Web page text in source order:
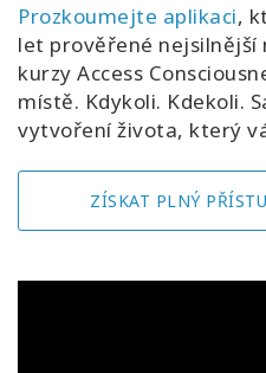
Prozkoumejte aplikaci,
let prověřené nejsilnější
kurzy Access
místě. Kdykoli. Kdekoli.
vytvoření života, který
ZÍSKAT PLNÝ